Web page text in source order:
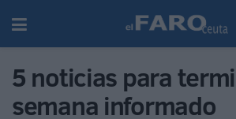
5 noticias para
semana informado